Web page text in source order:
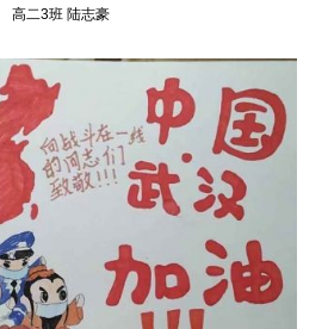
高二3班 陆志豪